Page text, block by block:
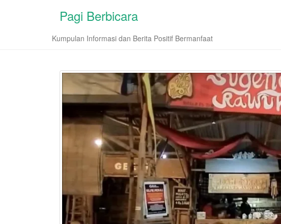
Pagi Berbicara
Kumpulan Informasi dan Berita Positif Bermanfaat